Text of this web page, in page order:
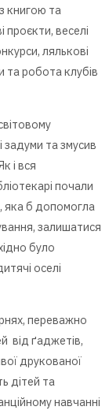
книгою та
проєкти, веселі
лялькові
та робота клубів
задуми та змусив
і вся
почали
яка б допомогла
залишатися
було
оселі
переважно
від ґаджетів,
друкованої
дітей та
навчанні